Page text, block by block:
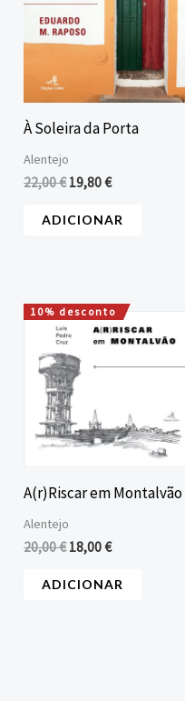
À Soleira da Porta
Alentejo
22,00€ 19,80€
ADICIONAR
10% desconto
A(r)Riscar em Montalvão
Alentejo
20,00€
O
preço
original
era:
20,00 €.
18,00€
O
preço
é:
ADICIONAR